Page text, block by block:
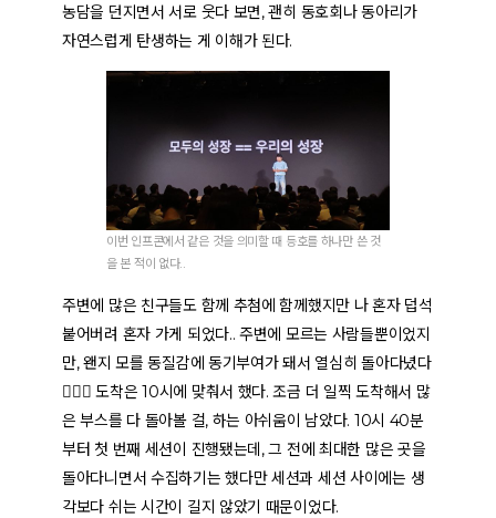
농담을 던지면서 서로 웃다 보면, 괜히 동호회나 동아리가
자연스럽게 탄생하는 게 이해가 된다.
이번 인프콘에서 같은 것을 의미할 때 등호를 하나만 쓴 것
을 본 적이 없다..
주변에 많은 친구들도 함께 추첨에 함께했지만 나 혼자 덥석
붙어버려 혼자 가게 되었다.. 주변에 모르는 사람들뿐이었지
만, 왠지 모를 동질감에 동기부여가 돼서 열심히 돌아다녔다
🏃🏻‍♂️ 도착은 10시에 맞춰서 했다. 조금 더 일찍 도착해서 많
은 부스를 다 돌아볼 걸, 하는 아쉬움이 남았다. 10시 40분
부터 첫 번째 세션이 진행됐는데, 그 전에 최대한 많은 곳을
돌아다니면서 수집하기는 했다만 세션과 세션 사이에는 생
각보다 쉬는 시간이 길지 않았기 때문이었다.